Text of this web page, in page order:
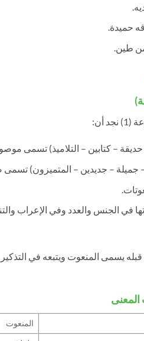
حميدة.
طين.
أن:
حديقة – كتابين – التلاميذ) تسمى
جميلة – جديدين – المتميزون) تسمى
في الجنس والعدد وفي الإعراب
يسمى المنعوت ويتبعه في التذكير
المنعوت